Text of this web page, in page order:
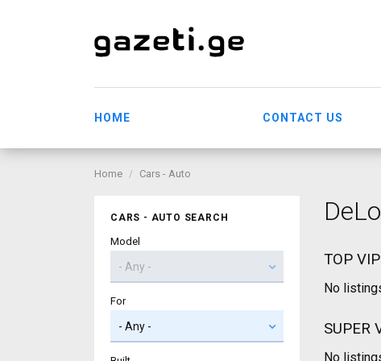
HOME CONTACT US
Home Cars - Auto
CARS - AUTO SEARCH
Model
For
TOP VIP
No
SUPER
No